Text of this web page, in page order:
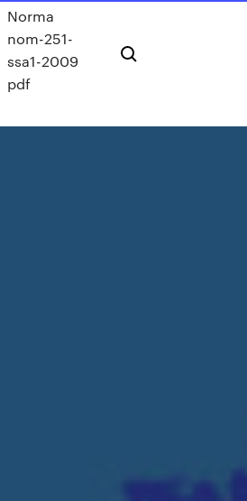
Norma
nom-251-
ssa1-2009
pdf